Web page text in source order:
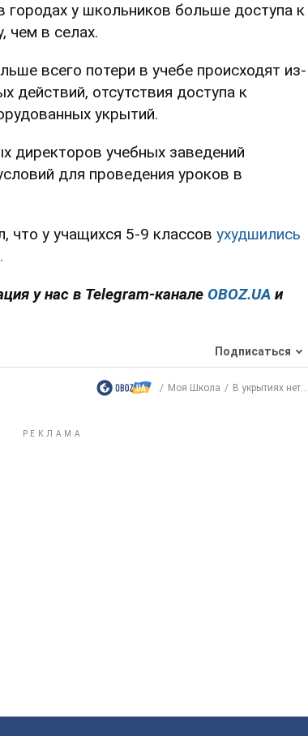
городах у школьников больше доступа к
чем в селах.
всего потери в учебе происходят из-
действий, отсутствия доступа к
укрытий.
директоров учебных заведений
для проведения уроков в
что у учащихся 5-9 классов ухудшились
у нас в Telegram-канале OBOZ.UA и
Подписаться
Моя Школа В укрытиях нет...